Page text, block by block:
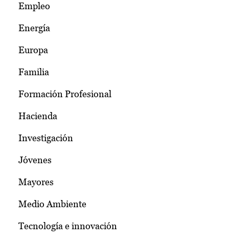
Empleo
Energía
Europa
Familia
Formación Profesional
Hacienda
Investigación
Jóvenes
Mayores
Medio Ambiente
Tecnología e innovación